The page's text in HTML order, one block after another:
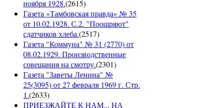
ноября 1928.(2615)
Газета «Тамбовская правда» № 35
от 10.02.1928. С.2. "Поощряют"
сдатчиков хлеба.(2517)
Газета "Коммуна" № 31 (2770) от
08.02.1929. Производственные
совещания на смотру.(2301)
Газета "Заветы Ленина" №
25(3095) от 27 февраля 1969 г. Стр.
1.(2633)
ПРИЕЗЖАЙТЕ К НАМ... НА